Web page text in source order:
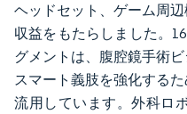
ヘッドセット、ゲーム周
収益をもたらしました。
グメントは、腹腔鏡手術
スマート義肢を強化する
流用しています。外科ロ